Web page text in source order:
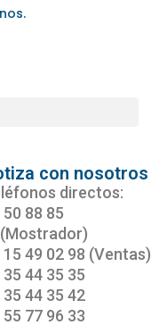
con nosotros
directos:
50 88 85
15 49 02 98 (Ventas)
35 44 35 35
35 44 35 42
55 77 96 33